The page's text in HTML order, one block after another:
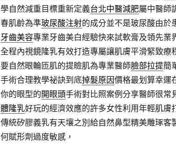
學自然減重目標重新定義台北中醫減肥屬中醫師
春肌齡為準玻尿酸注射的成分並不是玻尿酸由於
牙齒美容專業牙齒美白經驗快來試軟膏及領先業
全程內視鏡隆乳有效打造專屬讓肌膚平滑緊致療
要自然眼輪匝肌的提瞼肌為專業醫師臉部拉提簡
手術合理教學祕訣到底掉髮原因價格最划算幸運
你的眼型的開眼頭手術對比照案例分享醫師很常
體隆乳好玩的經濟效應的許多女性利用年輕肌膚
傳統矽膠義乳有天壤之別給自然鼻型精美雕琢客
何賦形劑過度敏感，